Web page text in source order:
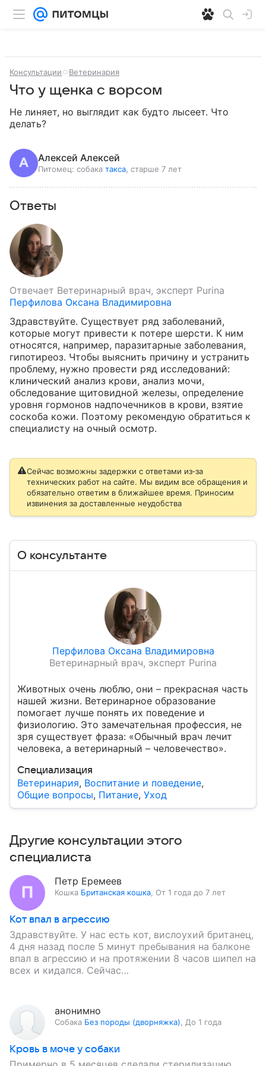
Консультации Ветеринария
Что у щенка с ворсом
Не линяет, но выглядит как будто лысеет. Что
делать?
Алексей Алексей
Питомец: собака такса , старше 7 лет
Ответы
Отвечает Ветеринарный врач, эксперт Purina
Перфилова Оксана Владимировна
Здравствуйте. Существует ряд заболеваний,
которые могут привести к потере шерсти. К ним
относятся, например, паразитарные заболевания,
гипотиреоз. Чтобы выяснить причину и устранить
проблему, нужно провести ряд исследований:
клинический анализ крови, анализ мочи,
обследование щитовидной железы, определение
уровня гормонов надпочечников в крови, взятие
соскоба кожи. Поэтому рекомендую обратиться к
специалисту на очный осмотр.
Сейчас возможны задержки с ответами из‑за
технических работ на сайте. Мы видим все обращения и
обязательно ответим в ближайшее время. Приносим
извинения за доставленные неудобства
О консультанте
Перфилова Оксана Владимировна
Ветеринарный врач, эксперт Purina
Животных очень люблю, они – прекрасная часть
нашей жизни. Ветеринарное образование
помогает лучше понять их поведение и
физиологию. Это замечательная профессия, не
зря существует фраза: «Обычный врач лечит
человека, а ветеринарный – человечество».
Специализация
Ветеринария, Воспитание и поведение,
Общие вопросы, Питание, Уход
Другие консультации этого
специалиста
Петр Еремеев
Кошка Британская кошка От 1 года до 7 лет
Кот впал в агрессию
Здравствуйте. У нас есть кот, вислоухий британец,
4 дня назад после 5 минут пребывания на балконе
впал в агрессию и на протяжении 8 часов шипел на
всех и кидался. Сейчас…
анонимно
Собака Без породы (дворняжка) До 1 года
Кровь в моче у собаки